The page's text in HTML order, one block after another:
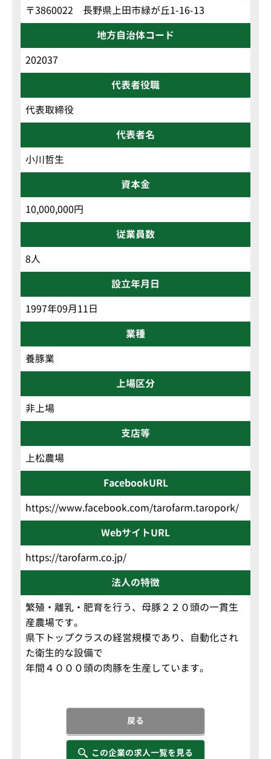
〒3860022 長野県上田市緑が丘1-16-13
地方自治体コード
202037
代表者役職
代表取締役
代表者名
小川哲生
資本金
10,000,000円
従業員数
8人
設立年月日
1997年09月11日
業種
養豚業
上場区分
非上場
支店等
上松農場
FacebookURL
https://www.facebook.com/tarofarm.taropork/
WebサイトURL
https://tarofarm.co.jp/
法人の特徴
繁殖・離乳・肥育を行う、母豚２２０頭の一貫生
産農場です。
県下トップクラスの経営規模であり、自動化され
た衛生的な設備で
年間４０００頭の肉豚を生産しています。
戻る
この企業の求人一覧を見る